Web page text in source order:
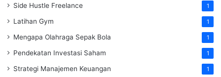
Side Hustle Freelance 1
Latihan Gym 1
Mengapa Olahraga Sepak Bola 1
Pendekatan Investasi Saham 1
Strategi Manajemen Keuangan 1